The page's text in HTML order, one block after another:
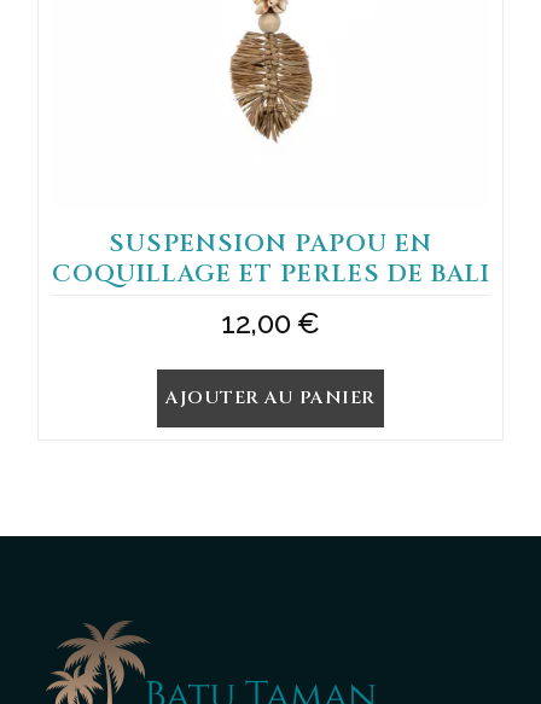
SUSPENSION PAPOU EN
COQUILLAGE ET PERLES DE BALI
12,00€
AJOUTER AU PANIER